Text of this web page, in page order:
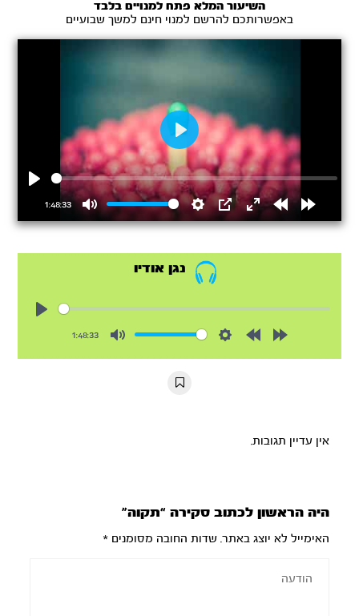
השיעור המלא פתח למנויים בלבד
באפשרותכם להרשם למנוי חינם למשך שבועיים
1:48:33
Mute Settings
PIP
EnterRewindForward
Play
נגן אודיו
1:48:33
אין עדיין תגובות.
היה הראשון לכתוב סקירה “תקוה”
האימייל לא יוצג באתר. שדות החובה מסומנים*